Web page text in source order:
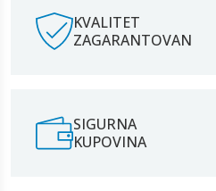
KVALITET
ZAGARANTOVAN
SIGURNA
KUPOVINA